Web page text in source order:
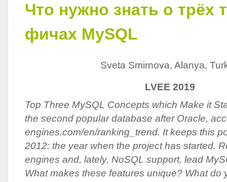
Что нужно знать о трёх
фичах MySQL
Sveta Smirnova, Alanya,
LVEE 2019
Top Three MySQL Concepts which Make it
the second popular database after Oracle,
engines.com/en/ranking_trend. It keeps this
2012: the year when the project has started.
engines and, lately, NoSQL support, lead
What makes these features unique? What do